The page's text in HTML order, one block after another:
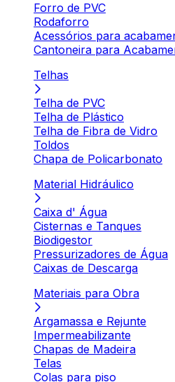
Forro de PVC
Rodaforro
Acessórios para
Cantoneira para
Telhas
Telha de PVC
Telha de Plástico
Telha de Fibra de Vidro
Toldos
Chapa de Policarbonato
Material Hidráulico
Caixa d' Água
Cisternas e Tanques
Biodigestor
Pressurizadores de Água
Caixas de Descarga
Materiais para Obra
Argamassa e Rejunte
Impermeabilizante
Chapas de Madeira
Telas
Colas para piso